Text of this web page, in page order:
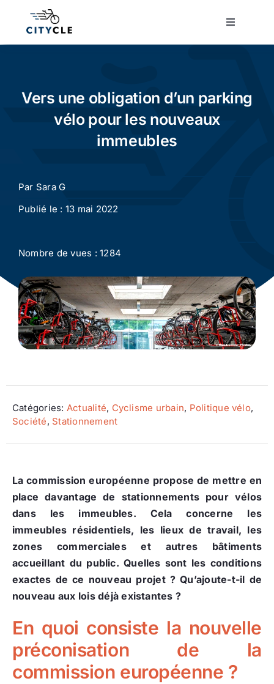
Toggle
Cyclisme urbain
Conseils
Actualité
Ecologie
Vers une obligation d’un parking
vélo pour les nouveaux
immeubles
Par Sara G
Publié le : 13 mai 2022
Nombre de vues : 1284
Catégories: Actualité, Cyclisme urbain, Politique vélo,
Société, Stationnement
La commission européenne propose de mettre en
place davantage de stationnements pour vélos
dans les immeubles. Cela concerne les
immeubles résidentiels, les lieux de travail, les
zones commerciales et autres bâtiments
accueillant du public. Quelles sont les conditions
exactes de ce nouveau projet ? Qu’ajoute-t-il de
nouveau aux lois déjà existantes ?
En quoi consiste la nouvelle
préconisation de la
commission européenne ?